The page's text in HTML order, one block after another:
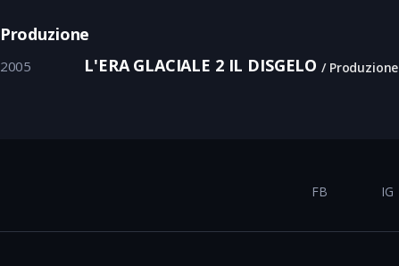
Produzione
2005 L'ERA GLACIALE 2 IL DISGELO Produzione
FB IG